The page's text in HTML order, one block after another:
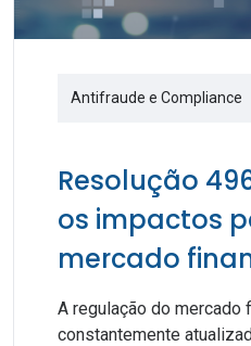
Antifraude e Compliance
Resolução
os impactos
mercado
A regulação do mercado
constantemente